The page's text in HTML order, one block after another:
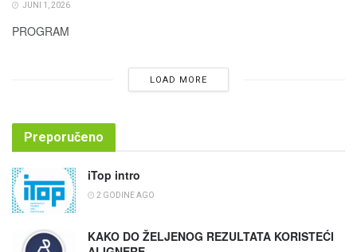
JUNI 1, 2026
PROGRAM
LOAD MORE
Preporučeno
iTop intro
2 GODINE AGO
KAKO DO ŽELJENOG REZULTATA KORISTEĆI